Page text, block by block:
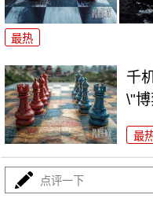
最热
千
\"
最
算了不打了？特朗
点评一下